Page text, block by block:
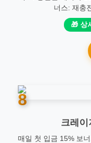
너스: 재충
🎁 상
8
크레이
매일 첫 입금 15% 보